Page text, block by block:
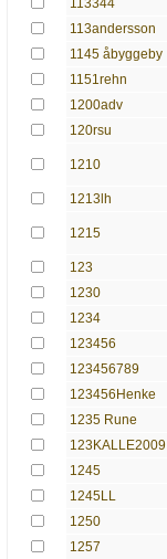
113344
113andersson
1145 åbyggeby
1151rehn
1200adv
120rsu
1210
1213lh
1215
123
1230
1234
123456
123456789
123456Henke
1235 Rune
123KALLE2009
1245
1245LL
1250
1257